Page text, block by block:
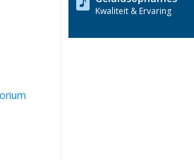
Kwaliteit & Ervaring